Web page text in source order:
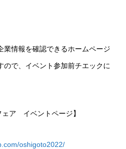
業情報を確認できるホームページ
ので、イベント参加前チエックに
ェア イベントページ】
oshigoto2022/